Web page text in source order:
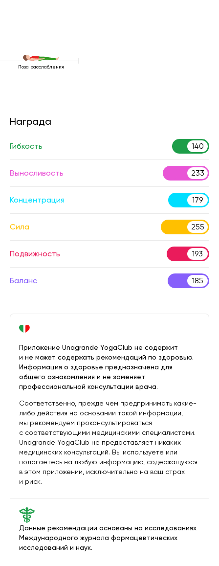
Поза расслабления
Награда
Гибкость 140
Выносливость 233
Концентрация 179
Сила 255
Подвижность 193
Баланс 185
Данные рекомендации основаны на исследованиях
Международного журнала фармацевтических
исследований и наук.
Приложение Unagrande YogaClub не содержит
и не может содержать рекомендаций по здоровью.
Информация о здоровье предназначена для
общего ознакомления и не заменяет
профессиональной консультации врача.
Соответственно, прежде чем предпринимать какие-
либо действия на основании такой информации,
мы рекомендуем проконсультироваться
с соответствующими медицинскими специалистами.
Unagrande YogaClub не предоставляет никаких
медицинских консультаций. Вы используете или
полагаетесь на любую информацию, содержащуюся
в этом приложении, исключительно на ваш страх
и риск.